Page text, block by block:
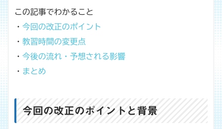
この記事でわかること
・ 今回の改正のポイント
・ 教習時間の変更点
・ 今後の流れ・予想される影響
・ まとめ
今回の改正のポイントと背景